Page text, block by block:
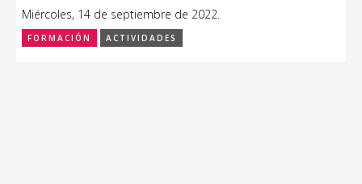
Miércoles, 14 de septiembre de 2022.
FORMACIÓN ACTIVIDADES